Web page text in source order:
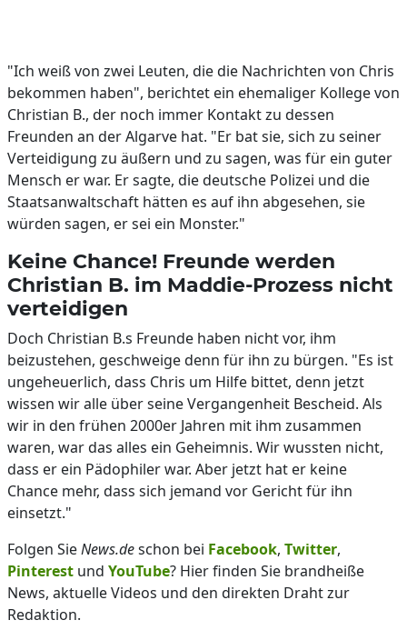
"Ich weiß von zwei Leuten, die die Nachrichten von Chris
bekommen haben", berichtet ein ehemaliger Kollege von
Christian B., der noch immer Kontakt zu dessen
Freunden an der Algarve hat. "Er bat sie, sich zu seiner
Verteidigung zu äußern und zu sagen, was für ein guter
Mensch er war. Er sagte, die deutsche Polizei und die
Staatsanwaltschaft hätten es auf ihn abgesehen, sie
würden sagen, er sei ein Monster."
Keine Chance! Freunde werden
Christian B. im Maddie-Prozess nicht
verteidigen
Doch Christian B.s Freunde haben nicht vor, ihm
beizustehen, geschweige denn für ihn zu bürgen. "Es ist
ungeheuerlich, dass Chris um Hilfe bittet, denn jetzt
wissen wir alle über seine Vergangenheit Bescheid. Als
wir in den frühen 2000er Jahren mit ihm zusammen
waren, war das alles ein Geheimnis. Wir wussten nicht,
dass er ein Pädophiler war. Aber jetzt hat er keine
Chance mehr, dass sich jemand vor Gericht für ihn
einsetzt."
Folgen SieNews.deschon bei Facebook, Twitter,
Pinterest und YouTube? Hier finden Sie brandheiße
News, aktuelle Videos und den direkten Draht zur
Redaktion.